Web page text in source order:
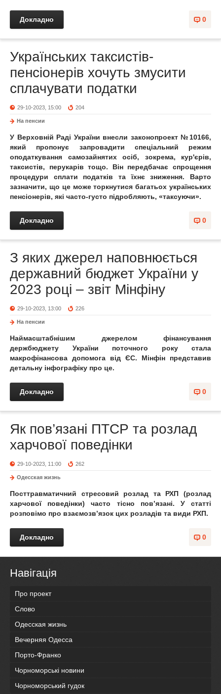
0
Докладно
Українських таксистів-
пенсіонерів хочуть змусити
сплачувати податки
29-10-2023, 15:00 204
На пенсии
У Верховній Раді України внесли законопроект №10166,
який пропонує запровадити спеціальний режим
оподаткування самозайнятих осіб, зокрема, кур'єрів,
таксистів, перукарів тощо. Він передбачає спрощення
процедури сплати податків та їхнє зниження. Варто
зазначити, що це може торкнутися багатьох українських
пенсіонерів, які часто-густо підробляють, «таксуючи».
0
Докладно
З яких джерел наповнюється
державний бюджет України у
2023 році – звіт Мінфіну
29-10-2023, 13:00 226
На пенсии
Наймасштабнішим джерелом фінансування
держбюджету України поточного року стала
макрофінансова допомога від ЄС. Мінфін представив
детальну інфографіку про це.
0
Докладно
Як пов’язані ПТСР та розлад
харчової поведінки
29-10-2023, 11:00 262
Одесская жизнь
Посттравматичний стресовий розлад та РХП (розлад
харчової поведінки) часто тісно пов’язані. У статті
розповімо про взаємозв’язок цих розладів та види РХП.
0
Докладно
Навігація
Про проект
Слово
Одесская жизнь
Вечерняя Одесса
Порто-Франко
Чорноморські новини
Чорноморський гудок